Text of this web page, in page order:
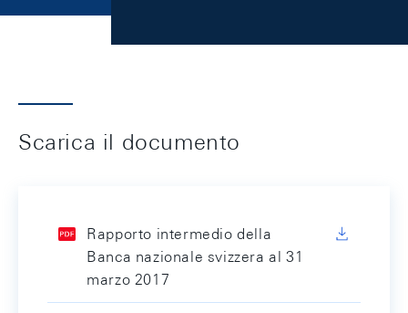
Scarica il documento
Rapporto intermedio della
Banca nazionale svizzera al 31
marzo 2017